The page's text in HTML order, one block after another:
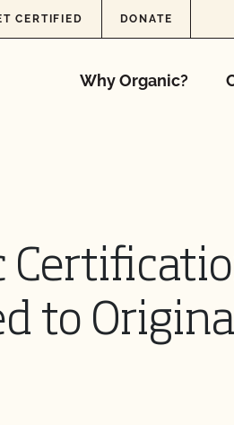
CERTIFIED DONATE
Why Organic?
to